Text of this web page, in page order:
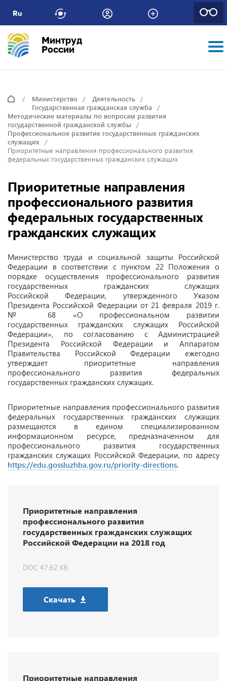
Ru
Минтруд
России
Министерство
Деятельность
Государственная гражданская служба
Методические материалы по вопросам развития
государственной гражданской службы
Профессиональное развитие государственных гражданских
служащих
Приоритетные направления профессионального развития
федеральных государственных гражданских служащих
Приоритетные направления
профессионального развития
федеральных государственных
гражданских служащих
Министерство труда и социальной защиты Российской
Федерации в соответствии с пунктом 22 Положения о
порядке осуществления профессионального развития
государственных гражданских служащих
Российской Федерации, утвержденного Указом
Президента Российской Федерации от 21 февраля 2019 г.
№ 68 «О профессиональном развитии
государственных гражданских служащих Российской
Федерации», по согласованию с Администрацией
Президента Российской Федерации и Аппаратом
Правительства Российской Федерации ежегодно
утверждает приоритетные направления
профессионального развития федеральных
государственных гражданских служащих.
Приоритетные направления профессионального развития
федеральных государственных гражданских служащих
размещаются в едином специализированном
информационном ресурсе, предназначенном для
профессионального развития государственных
гражданских служащих Российской Федерации, по адресу
https://edu.gossluzhba.gov.ru/priority-directions.
Приоритетные направления
профессионального развития
государственных гражданских служащих
Российской Федерации на 2018 год
DOC 47,62 КБ
Скачать
Приоритетные направления